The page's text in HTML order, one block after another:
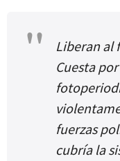
Liberan al
Cuesta
fuerzas
cubría la